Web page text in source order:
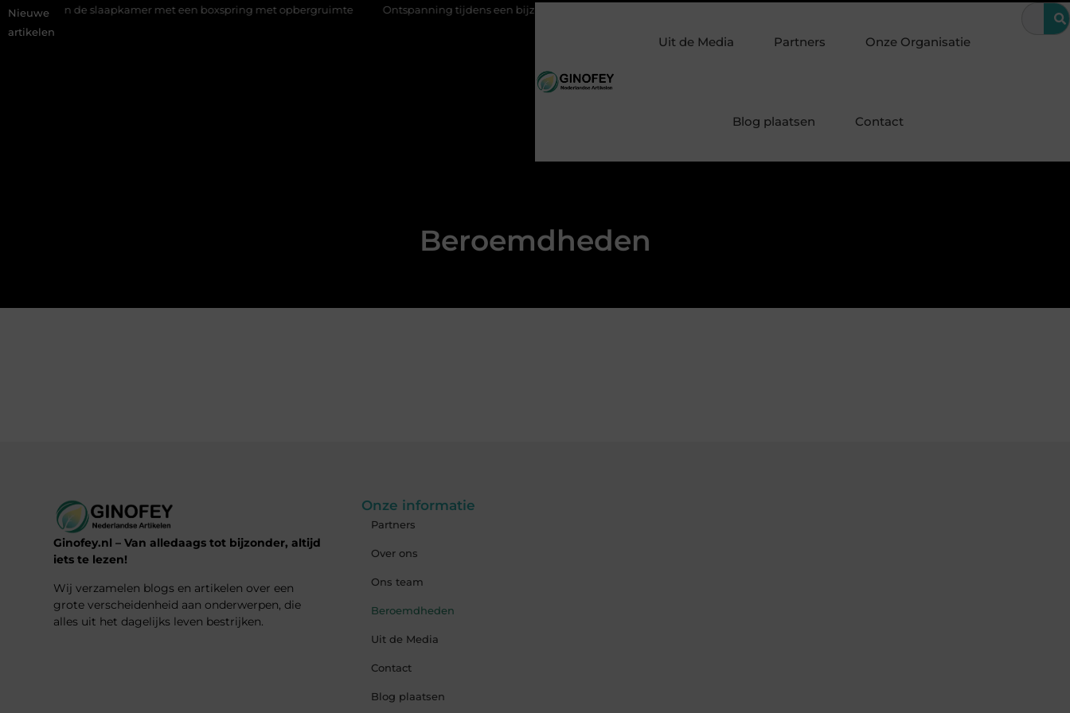
Nieuwe
artikelen
winnen in de slaapkamer met een boxspring met opbergruimte Ontspanning tijdens een bijzondere periode Meer zichtbaarheid
Uit de Media Partners Onze Organisatie
Blog plaatsen Contact
Beroemdheden
Ginofey.nl – Van alledaags tot bijzonder, altijd
iets te lezen!
Wij verzamelen blogs en artikelen over een
grote verscheidenheid aan onderwerpen, die
alles uit het dagelijks leven bestrijken.
Onze informatie
Partners
Over ons
Ons team
Beroemdheden
Uit de Media
Contact
Blog plaatsen